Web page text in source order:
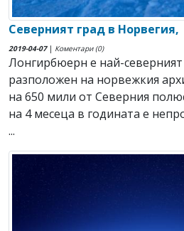
Северният град в Норвегия,
2019-04-07| Коментари (0)
Лонгирбюерн е най-северният
разположен на норвежкия
на 650 мили от Северния
на 4 месеца в годината е
...